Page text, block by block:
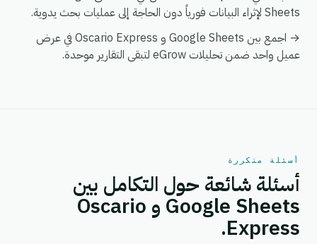
Sheets لإثراء البيانات فورياً دون الحاجة إلى عمليات بحث يدوية.
→ اجمع بين Google Sheets و Oscario Express في عرض
عميل واحد ضمن تحليلات eGrow لتبقى التقارير موحدة.
أسئلة متكررة
أسئلة شائعة حول التكامل بين
Google Sheets و Oscario
Express.